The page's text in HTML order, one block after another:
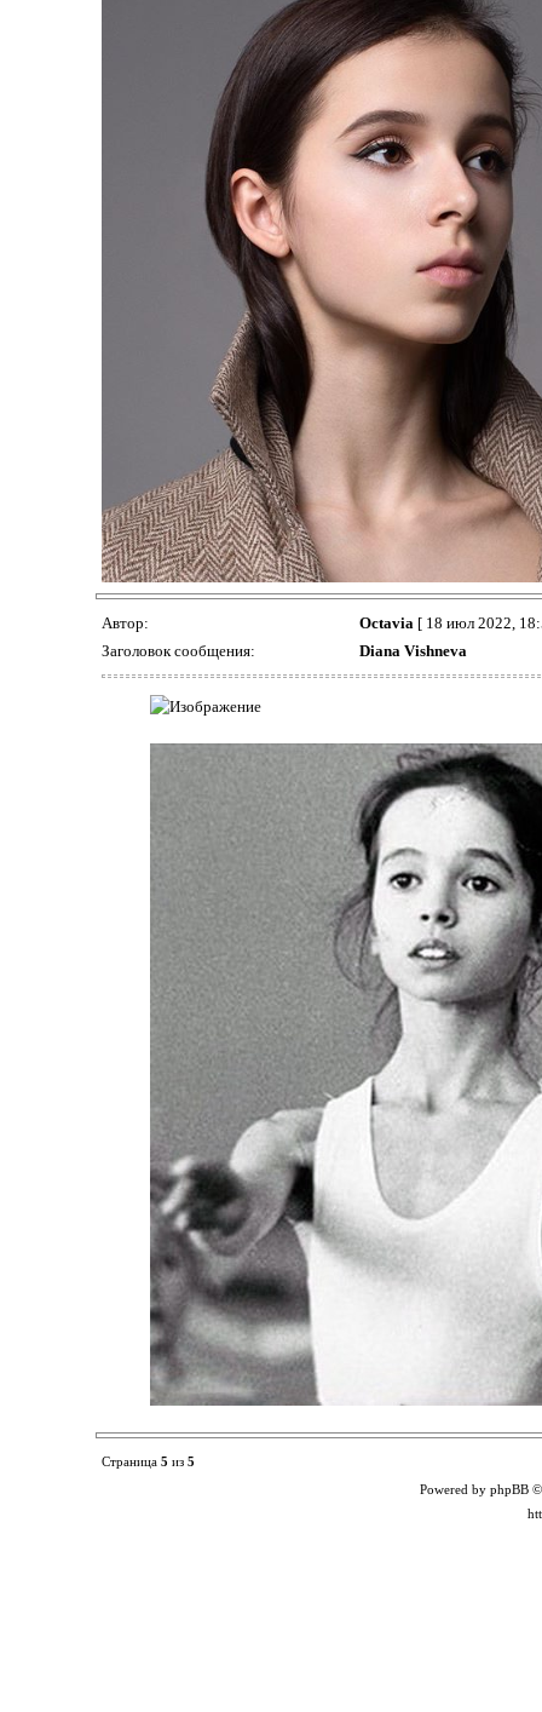
Автор: Octavia [ 18 июл 2022,
Заголовок сообщения:
Diana Vishneva
Страница 5 из 5
Powered by phpBB